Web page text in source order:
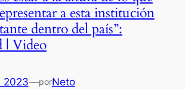
a esta institución
dentro del país”:
| Video
2023—porNeto